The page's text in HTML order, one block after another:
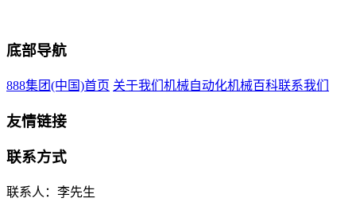
底部导航
888集团(中国)首页 关于我们 机械自动化机械百科联系我们
友情链接
联系方式
联系人：李先生